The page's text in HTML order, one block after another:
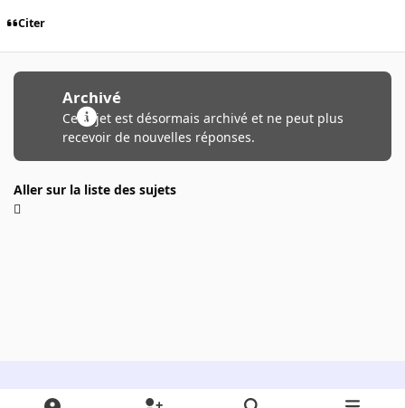
Citer
Archivé
Ce sujet est désormais archivé et ne peut plus
recevoir de nouvelles réponses.
Aller sur la liste des sujets